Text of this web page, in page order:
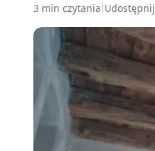
3 min czytania Udostępnij